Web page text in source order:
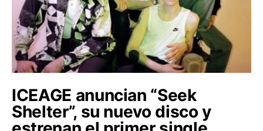
ICEAGE anuncian “Seek
Shelter”, su nuevo disco y